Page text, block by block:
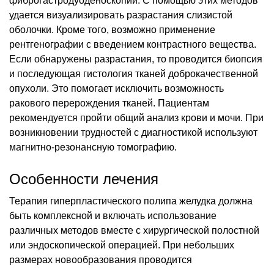
удается визуализировать разрастания слизистой
оболочки. Кроме того, возможно применение
рентгенографии с введением контрастного вещества.
Если обнаружены разрастания, то проводится биопсия
и последующая гистология тканей доброкачественной
опухоли. Это помогает исключить возможность
ракового перерождения тканей. Пациентам
рекомендуется пройти общий анализ крови и мочи. При
возникновении трудностей с диагностикой используют
магнитно-резонансную томографию.
Особенности лечения
Терапия гиперпластического полипа желудка должна
быть комплексной и включать использование
различных методов вместе с хирургической полостной
или эндоскопической операцией. При небольших
размерах новообразования проводится